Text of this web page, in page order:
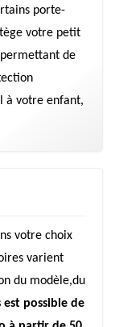
porte-
votre petit
de
à votre enfant,
votre choix
varient
du modèle,du
est possible de